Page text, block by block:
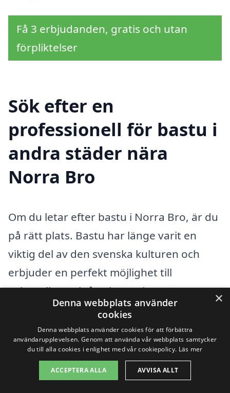
Få 3 erbjudanden, gratis och utan
förpliktelser
Sök efter en
professionell för bastu i
andra städer nära
Norra Bro
Om du letar efter bastu i Norra Bro, är du
på rätt plats. Bastu har länge varit en
viktig del av den svenska kulturen och
erbjuder en perfekt möjlighet till
avkoppling och återhämtning. För att
hitta den bästa bastuupplevelsen kan det
vara värt att utforska även kringliggande
städer som erbjuder professionella
företag inom bastu. Här är några städer
nära Norra Bro som kan vara av intresse:
×
Denna webbplats använder
cookies
Denna webbplats använder cookies för att förbättra
användarupplevelsen. Genom att använda vår webbplats samtycker
du till alla cookies i enlighet med vår cookiepolicy. Läs mer
ACCEPTERA ALLA AVVISA ALLT